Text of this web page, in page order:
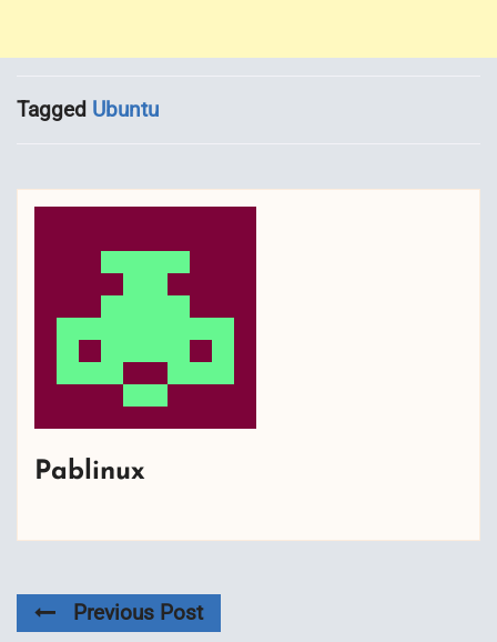
Tagged Ubuntu
Pablinux
Previous Post